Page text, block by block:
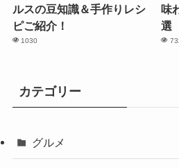
ルスの豆知識＆手作りレシ
ピご紹介！
1030
味
選
カテゴリー
グルメ